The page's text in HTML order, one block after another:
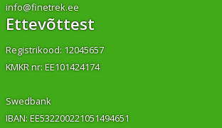
info@finetrek.ee
Ettevõttest
Registrikood: 12045657
KMKR nr: EE101424174
Swedbank
IBAN: EE532200221051494651